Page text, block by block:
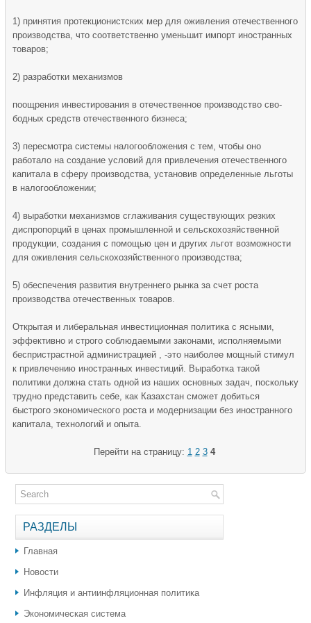
1) принятия протекционист­ских мер для оживления отече­ственного
производства, что со­ответственно уменьшит импорт иностранных
товаров;
2) разработки механизмов
поощрения инвестирования в оте­чественное производство сво­
бодных средств отечественного бизнеса;
3) пересмотра системы нало­гообложения с тем, чтобы оно
работало на создание условий для привлечения отечественно­го
капитала в сферу производ­ства, установив определенные льготы
в налогообложении;
4) выработки механизмов сглаживания существующих рез­ких
диспропорций в ценах про­мышленной и сельскохозяйствен­ной
продукции, создания с помо­щью цен и других льгот возмож­ности
для оживления сельскохо­зяйственного производства;
5) обеспечения развития внутреннего рынка за счет роста
производства отечественных това­ров.
Открытая и либеральная инвестиционная политика с ясными,
эффективно и строго соблюдаемыми законами, исполняемыми
беспристрастной администрацией , -это наиболее мощный стимул
к привлечению иностранных инвестиций. Выработка такой
политики должна стать одной из наших основных задач, поскольку
трудно представить себе, как Казахстан сможет добиться
быстрого экономического роста и модернизации без иностранного
капитала, технологий и опыта.
Перейти на страницу: 1 2 3 4
РАЗДЕЛЫ
Главная
Новости
Инфляция и антиинфляционная политика
Экономическая система